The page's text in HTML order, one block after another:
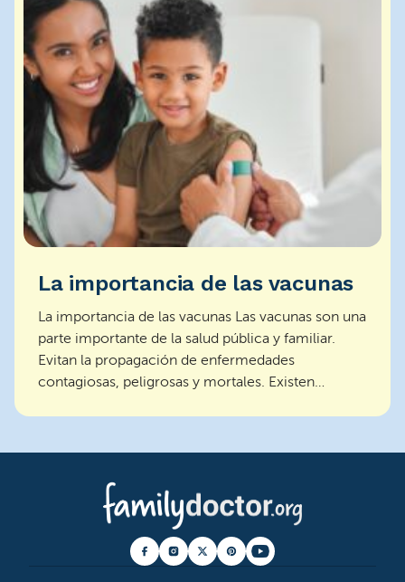
La importancia de las vacunas
La importancia de las vacunas Las vacunas son una
parte importante de la salud pública y familiar.
Evitan la propagación de enfermedades
contagiosas, peligrosas y mortales. Existen